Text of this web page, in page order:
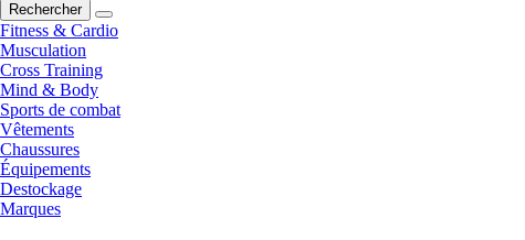
Rechercher
Fitness & Cardio
Musculation
Cross Training
Mind & Body
Sports de combat
Vêtements
Chaussures
Équipements
Destockage
Marques